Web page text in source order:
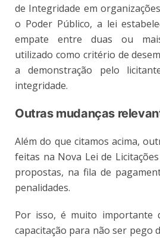
de Integridade em
o Poder Público, a lei
empate entre duas ou
utilizado como critério de
a demonstração pelo
integridade.
Outras mudanças
Além do que citamos acima,
feitas na Nova Lei de
propostas, na fila de
penalidades.
Por isso, é muito importante
capacitação para não ser pego